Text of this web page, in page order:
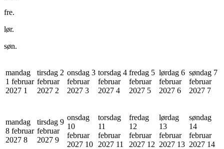
fre.
lør.
søn.
mandag
1 februar
2027 1
tirsdag 2
februar
2027 2
onsdag 3
februar
2027 3
torsdag 4
februar
2027 4
fredag 5
februar
2027 5
lørdag 6
februar
2027 6
søndag 7
februar
2027 7
mandag
8 februar
2027 8
tirsdag 9
februar
2027 9
onsdag
10
februar
2027 10
torsdag
11
februar
2027 11
fredag
12
februar
2027 12
lørdag
13
februar
2027 13
søndag
14
februar
2027 14